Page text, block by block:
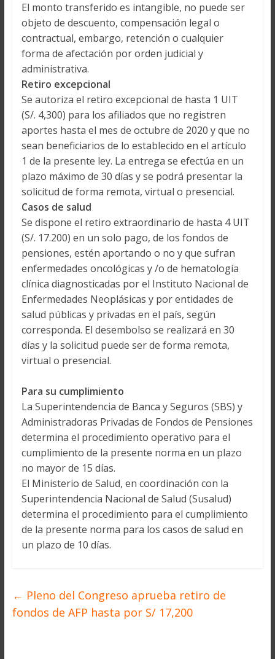
El monto transferido es intangible, no puede ser
objeto de descuento, compensación legal o
contractual, embargo, retención o cualquier
forma de afectación por orden judicial y
administrativa.
Retiro excepcional
Se autoriza el retiro excepcional de hasta 1 UIT
(S/. 4,300) para los afiliados que no registren
aportes hasta el mes de octubre de 2020 y que no
sean beneficiarios de lo establecido en el artículo
1 de la presente ley. La entrega se efectúa en un
plazo máximo de 30 días y se podrá presentar la
solicitud de forma remota, virtual o presencial.
Casos de salud
Se dispone el retiro extraordinario de hasta 4 UIT
(S/. 17.200) en un solo pago, de los fondos de
pensiones, estén aportando o no y que sufran
enfermedades oncológicas y /o de hematología
clínica diagnosticadas por el Instituto Nacional de
Enfermedades Neoplásicas y por entidades de
salud públicas y privadas en el país, según
corresponda. El desembolso se realizará en 30
días y la solicitud puede ser de forma remota,
virtual o presencial.
Para su cumplimiento
La Superintendencia de Banca y Seguros (SBS) y
Administradoras Privadas de Fondos de Pensiones
determina el procedimiento operativo para el
cumplimiento de la presente norma en un plazo
no mayor de 15 días.
El Ministerio de Salud, en coordinación con la
Superintendencia Nacional de Salud (Susalud)
determina el procedimiento para el cumplimiento
de la presente norma para los casos de salud en
un plazo de 10 días.
← Pleno del Congreso aprueba retiro de
fondos de AFP hasta por S/ 17,200